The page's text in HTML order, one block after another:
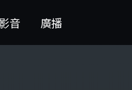
音 廣播